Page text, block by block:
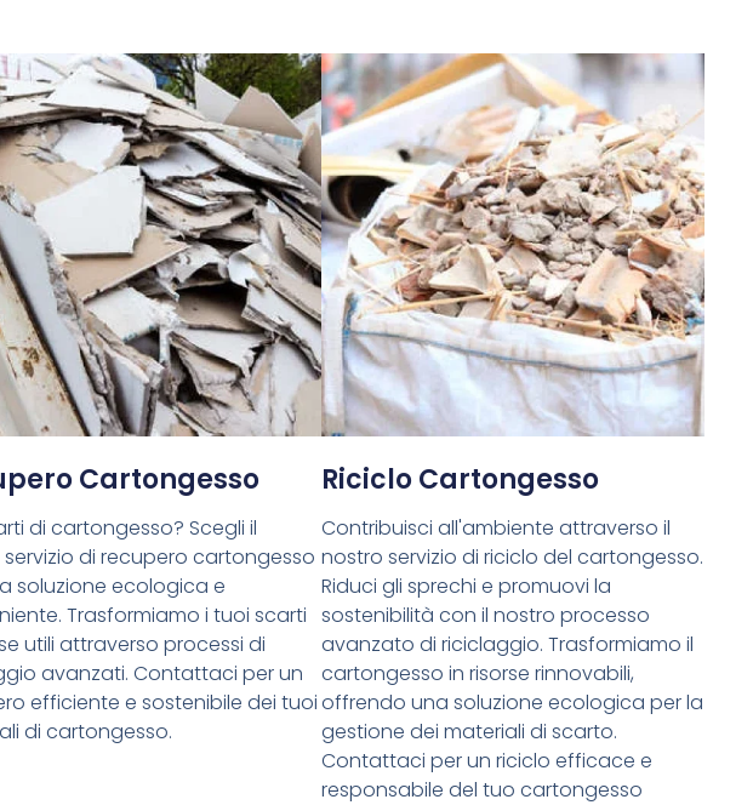
Cartongesso
di cartongesso? Scegli il
di recupero cartongesso
soluzione ecologica e
Trasformiamo i tuoi scarti
utili attraverso processi di
avanzati. Contattaci per un
efficiente e sostenibile dei tuoi
di cartongesso.
Riciclo Cartongesso
Contribuisci all'ambiente attraverso il
nostro servizio di riciclo del cartongesso.
Riduci gli sprechi e promuovi la
sostenibilità con il nostro processo
avanzato di riciclaggio. Trasformiamo il
cartongesso in risorse rinnovabili,
offrendo una soluzione ecologica per la
gestione dei materiali di scarto.
Contattaci per un riciclo efficace e
responsabile del tuo cartongesso